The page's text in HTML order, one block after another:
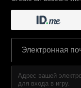
Адрес вашей
для входа в игру.